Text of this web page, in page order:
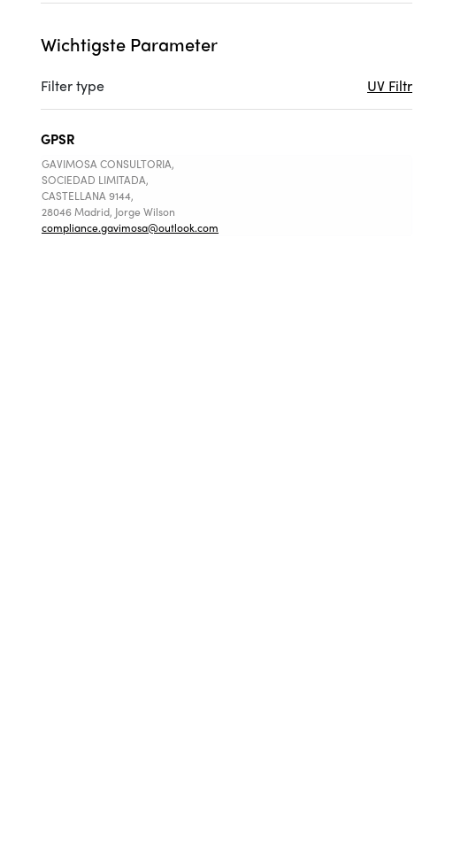
Wichtigste Parameter
Filter type UV Filtr
GPSR
GAVIMOSA CONSULTORIA,
SOCIEDAD LIMITADA,
CASTELLANA 9144,
28046 Madrid, Jorge Wilson
compliance.gavimosa@outlook.com